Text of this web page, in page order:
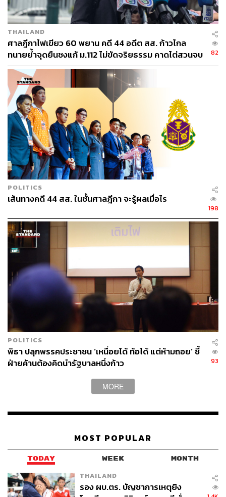
ประเด็นที่ 3 จากที่มีการอ้างข้อมูลว่า นอกจากพื้นที่เขาใหญ่
แล้วยังพบการออก ส.ป.ก. ทับซ้อนเขตพื้นที่อุทยานแห่งชาติ
ทั่วประเทศ โดยจากการสำรวจอุทยานแห่งชาติ 142 แห่ง พบ
พื้นที่ทับซ้อนประมาณ 205,000 ไร่ เฉพาะแค่พื้นที่อุทยาน
แห่งชาติทับลานก็สูงถึง 7-8 หมื่นไร่แล้ว ซึ่งเป็นตัวเลขที่สูง
มาก และมีการแถลงจากสำนักงาน ส.ป.ก. ว่า “เราจะไม่จัด
พื้นที่แนวกันชนให้กับเกษตรกรทำกินโดยเด็ดขาด”
อภิชาติกล่าวว่า ประเด็นนี้ต้องระมัดระวังเป็นอย่างยิ่ง
เนื่องจากพื้นที่แนวกันชนที่ถูกกล่าวอ้างว่าจะดำเนินการเพิก
ถอนทั้งหมดกว่า 2 แสนไร่นั้นไม่ใช่ต้นตอของปัญหาทั้งหมด
แต่เกิดจากกระบวนการขั้นตอนของหน่วยงานรัฐ ซึ่งต้อง
แยกแยะเป็นกรณี ไม่ควรจะนำเอาปัญหาพิพาทกรณีเดียวนี้ไป
เหมารวมกับพื้นที่อื่นๆ ทั้งประเทศ เนื่องจากจะส่งผลกระทบ
ต่อพื้นที่ ส.ป.ก. อื่นๆ ที่ดำเนินการถูกต้อง และมีประชาชนทำ
ประโยชน์ตามสิทธิ จึงไม่ควรจะนำปัญหาเรื่องแนวเขตของ
รัฐที่ทับซ้อนกันและยังไม่มีความชัดเจนนี้ไปเป็นเงื่อนไขให้ส่ง
ผลกระทบต่อประชาชนที่มีสิทธิถูกต้องได้รับความเดือดร้อน
อย่างไม่เป็นธรรม
แนะทุกฝ่ายมีส่วนร่วมปรับนโยบาย ส.ป.ก.
ประเด็นที่ 4 นโยบายด้านการปฏิรูปที่ดินมีความจำเป็นที่จะ
ต้องเป็นไปเพื่อการใช้ประโยชน์ด้านเกษตรกรรม โดยเฉพาะ
กลุ่มเกษตรรายย่อย ดังนั้นการพิจารณาปรับปรุงเปลี่ยนแปลง
นโยบาย ส.ป.ก. ควรเป็นไปด้วยกระบวนการมีส่วนร่วมอย่าง
เข้มข้นตั้งแต่ระดับชุมชนและทุกฝ่ายที่เกี่ยวข้อง บนฐานของ
ข้อมูลข้อเท็จจริงและการวิเคราะห์เชิงสหวิชาการอย่างรอบ
ด้าน เนื่องจากเกี่ยวข้องโดยตรงกับปัญหาความเหลื่อมล้ำเชิง
โครงสร้างของประเทศที่สัมพันธ์โดยตรงกับปัญหาการ
เพื่อเกษตรกรรมจึงไม่ควรทำเพียงแค่การจัดสรรที่ดิน แต่ควร
สาธารณูปโภค การตลาด เพื่อสามารถรักษาที่ดินพร้อมกับ
การพัฒนาคุณภาพชีวิตอย่างยั่งยืนได้
อภิชาติกล่าวทิ้งท้ายว่า หากรัฐบาลต้องการแก้ไขปัญหาจริง
ควรเร่งตรวจสอบข้อมูลสิทธิของผู้ได้รับ ส.ป.ก. ทั่วประเทศ
THAILAND
ศาลฎีกาไฟเขียว 60 พยาน คดี 44 อดีต สส. ก้าวไกล
ทนายย้ำจุดยืนชงแก้ ม.112 ไม่ขัดจริยธรรม คาดไต่สวนจบ
พฤษภาคมปี 2570
82
POLITICS
เส้นทางคดี 44 สส. ในชั้นศาลฎีกา จะรู้ผลเมื่อไร
198
POLITICS
พิธา ปลุกพรรคประชาชน ‘เหนื่อยได้ ท้อได้ แต่ห้ามถอย’ ชี้
ฝ่ายค้านต้องคิดนำรัฐบาลหนึ่งก้าว
93
MORE
MOST POPULAR
TODAY WEEK MONTH
THAILAND
รอง ผบ.ตร. บัญชาการเหตุยิง